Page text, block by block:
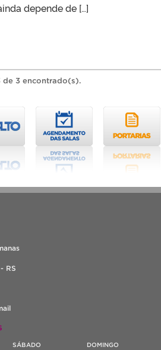
depende de […]
de 3 encontrado(s).
RS
SÁBADO DOMINGO